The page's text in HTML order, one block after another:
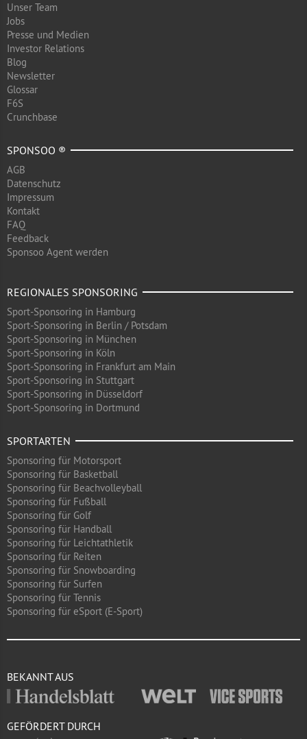
Unser Team
Jobs
Presse und Medien
Investor Relations
Blog
Newsletter
Glossar
F6S
Crunchbase
SPONSOO ®
AGB
Datenschutz
Impressum
Kontakt
FAQ
Feedback
Sponsoo Agent werden
REGIONALES SPONSORING
Sport-Sponsoring in Hamburg
Sport-Sponsoring in Berlin / Potsdam
Sport-Sponsoring in München
Sport-Sponsoring in Köln
Sport-Sponsoring in Frankfurt am Main
Sport-Sponsoring in Stuttgart
Sport-Sponsoring in Düsseldorf
Sport-Sponsoring in Dortmund
SPORTARTEN
Sponsoring für Motorsport
Sponsoring für Basketball
Sponsoring für Beachvolleyball
Sponsoring für Fußball
Sponsoring für Golf
Sponsoring für Handball
Sponsoring für Leichtathletik
Sponsoring für Reiten
Sponsoring für Snowboarding
Sponsoring für Surfen
Sponsoring für Tennis
Sponsoring für eSport (E-Sport)
BEKANNT AUS
GEFÖRDERT DURCH